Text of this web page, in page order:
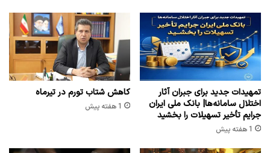
تمهیدات جدید برای جبران آثار
اختلال سامانه‌ها| بانک ملی ایران
جرایم تأخیر تسهیلات را بخشید
1 هفته پیش
کاهش شتاب تورم در تیرماه
1 هفته پیش